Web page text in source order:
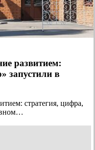
развитием:
запустили в
стратегия, цифра,